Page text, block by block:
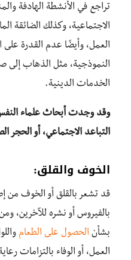
تراجع في الأنشطة الهادفة
الاجتماعية، وكذلك الضائقة
العمل، وأيضًا عدم القدرة على
النموذجية، مثل الذهاب إلى
الخدمات الدينية.
وقد وجدت أبحاث علماء
التباعد الاجتماعي، أو الحجر
الخوف والقلق:
قد تشعر بالقلق أو الخوف من
بالفيروس أو نشره للآخرين،
بشأن الحصول على الطعام
العمل، أو الوفاء بالتزامات